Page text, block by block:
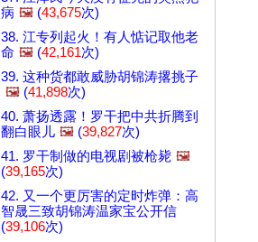
病 🖼️ (43,675次)
38. 江专列起火！有人惦记取他老
命 🖼️ (42,161次)
39. 这种货都敢威胁胡锦涛撂挑子
🖼️ (41,898次)
40. 萧扬透露！罗干把中共折腾到
翻白眼儿 🖼️ (39,827次)
41. 罗干制做的电视剧被枪毙 🖼️
(39,165次)
42. 又一个更厉害的定时炸弹：高
智晟三致胡锦涛温家宝公开信
(39,106次)